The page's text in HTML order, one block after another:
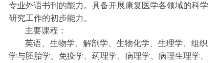
专业外语书刊的能力。具备开展康复医学各领域的科学
研究工作的初步能力。
主要课程：
英语、生物学、解剖学、生物化学、生理学、组织
学与胚胎学、免疫学、药理学、病理学、病理生理学、